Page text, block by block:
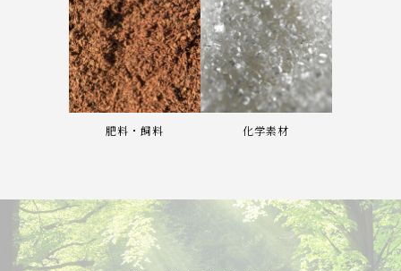
肥料・飼料 化学素材